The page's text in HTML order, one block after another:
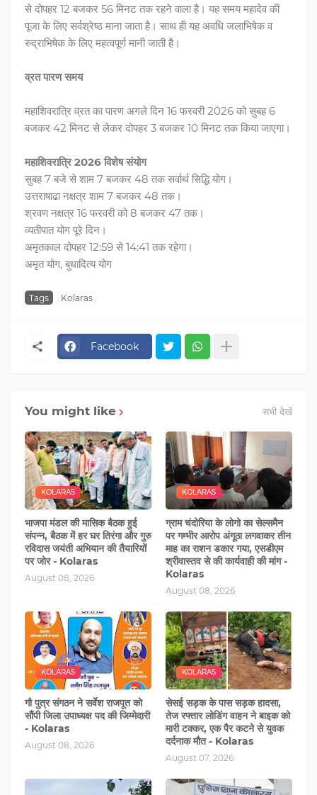
से दोपहर 12 बजकर 56 मिनट तक रहने वाला है। यह समय महादेव की
पूजा के लिए सर्वश्रेष्ठ माना जाता है। साथ ही यह अवधि जलाभिषेक व
रुद्राभिषेक के लिए महत्वपूर्ण मानी जाती है।
व्रत पारण समय
महाशिवरात्रि व्रत का पारण अगले दिन 16 फरवरी 2026 को सुबह 6
बजकर 42 मिनट से लेकर दोपहर 3 बजकर 10 मिनट तक किया जाएगा।
महाशिवरात्रि 2026 विशेष संयोग
सुबह 7 बजे से शाम 7 बजकर 48 तक सर्वार्थ सिद्धि योग।
उत्तराषाढा नक्षत्र शाम 7 बजकर 48 तक।
श्रवण नक्षत्र 16 फरवरी को 8 बजकर 47 तक।
व्यतीपात योग पूरे दिन।
अमृतकाल दोपहर 12:59 से 14:41 तक रहेगा।
अमृत योग, बुधादित्य योग
Tags Kolaras
Facebook
You might like सभी देखें
KOLARAS
भाजपा मंडल की मासिक बैठक हुई
संपन्न, बैठक में हर घर तिरंगा और गुरु
रविदास जयंती अभियान की तैयारियों
पर जोर - Kolaras
August 08, 2026
KOLARAS
ग्राम चंदोरिया के लोगो का सेल्समैन
पर गम्‍भीर आरोप अंगूठा लगवाकर तीन
माह का राशन डकार गया, एसडीएम
श्रीवास्‍तव से की कार्यवाही की मांग -
Kolaras
August 08, 2026
KOLARAS
गौ पुत्र संगठन ने सर्वेश राजपूत को
सौंपी जिला उपाध्यक्ष पद की जिम्‍मेदारी
- Kolaras
August 08, 2026
KOLARAS
सेसई सड़क के पास सड़क हादसा,
तेज रफ्तार लोडिंग वाहन ने बाइक को
मारी टक्‍कर, एक पैर कटने से युवक
दर्दनाक मौत - Kolaras
August 07, 2026